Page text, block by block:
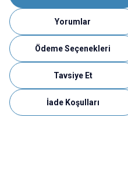
Yorumlar
Ödeme Seçenekleri
Tavsiye Et
İade Koşulları